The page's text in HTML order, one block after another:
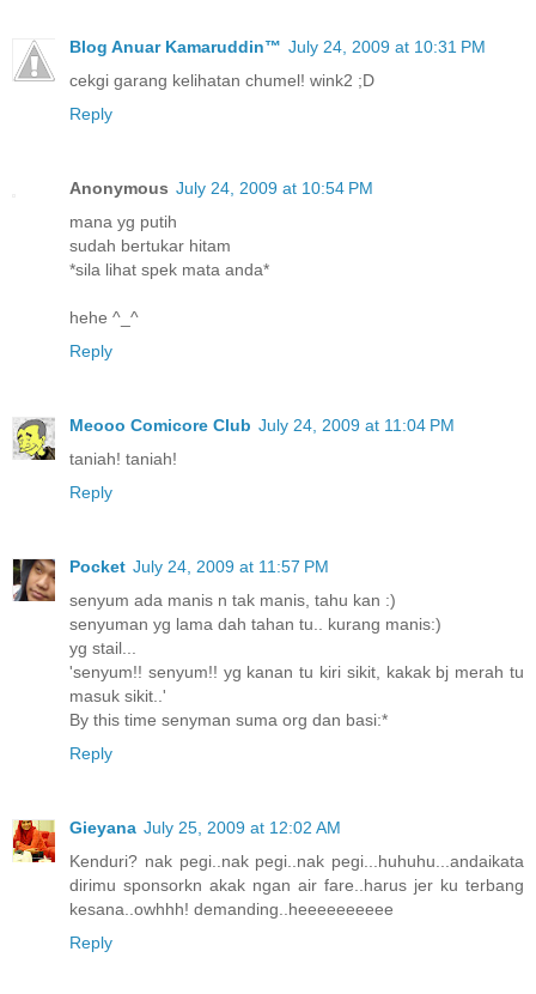
Blog Anuar Kamaruddin™ July 24, 2009 at 10:31 PM
cekgi garang kelihatan chumel! wink2 ;D
Reply
Anonymous July 24, 2009 at 10:54 PM
mana yg putih
sudah bertukar hitam
*sila lihat spek mata anda*
hehe ^_^
Reply
Meooo Comicore Club July 24, 2009 at 11:04 PM
taniah! taniah!
Reply
Pocket July 24, 2009 at 11:57 PM
senyum ada manis n tak manis, tahu kan :)
senyuman yg lama dah tahan tu.. kurang manis:)
yg stail...
'senyum!! senyum!! yg kanan tu kiri sikit, kakak bj merah tu
masuk sikit..'
By this time senyman suma org dan basi:*
Reply
Gieyana July 25, 2009 at 12:02 AM
Kenduri? nak pegi..nak pegi..nak pegi...huhuhu...andaikata
dirimu sponsorkn akak ngan air fare..harus jer ku terbang
kesana..owhhh! demanding..heeeeeeeeee
Reply